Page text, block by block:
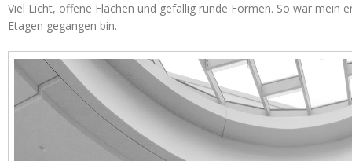
Viel Licht, offene Flächen und gefällig runde Formen. So war mein
Etagen gegangen bin.